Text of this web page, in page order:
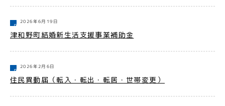
2026年6月19日
津和野町結婚新生活支援事業補助金
2026年2月6日
住民異動届（転入・転出・転居・世帯変更）